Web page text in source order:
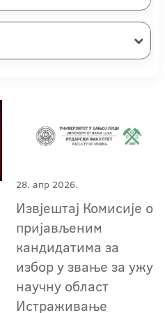
28. апр 2026.
Извјештај Комисије о
пријављеним
кандидатима за
избор у звање за ужу
научну област
Истраживање